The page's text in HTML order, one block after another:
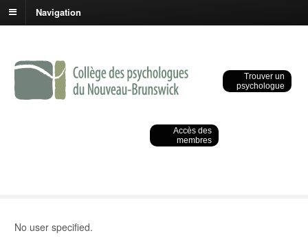
Navigation
Trouver un
psychologue
Accès des
membres
No user specified.